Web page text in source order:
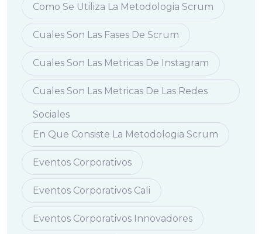
Como Se Utiliza La Metodologia Scrum
Cuales Son Las Fases De Scrum
Cuales Son Las Metricas De Instagram
Cuales Son Las Metricas De Las Redes
Sociales
En Que Consiste La Metodologia Scrum
Eventos Corporativos
Eventos Corporativos Cali
Eventos Corporativos Innovadores